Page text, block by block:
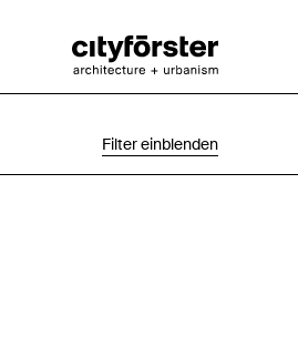
Filter einblenden